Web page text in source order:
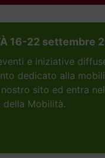
16-22 settembre
e iniziative
dedicato alla
sito ed entra nel
della Mobilità.